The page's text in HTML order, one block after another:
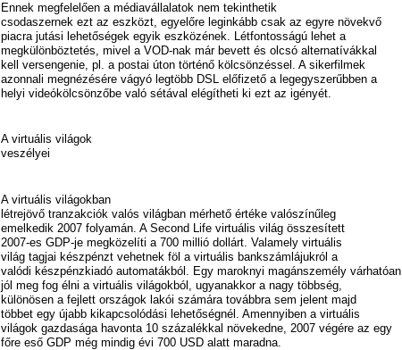
Ennek megfelelően a médiavállalatok nem tekinthetik
csodaszernek ezt az eszközt, egyelőre leginkább csak az egyre növekvő
piacra jutási lehetőségek egyik eszközének. Létfontosságú lehet a
megkülönböztetés, mivel a VOD-nak már bevett és olcsó alternatívákkal
kell versengenie, pl. a postai úton történő kölcsönzéssel. A sikerfilmek
azonnali megnézésére vágyó legtöbb DSL előfizető a legegyszerűbben a
helyi videókölcsönzőbe való sétával elégítheti ki ezt az igényét.
A virtuális világok
veszélyei
A virtuális világokban
létrejövő tranzakciók valós világban mérhető értéke valószínűleg
emelkedik 2007 folyamán. A Second Life virtuális világ összesített
2007-es GDP-je megközelíti a 700 millió dollárt. Valamely virtuális
világ tagjai készpénzt vehetnek föl a virtuális bankszámlájukról a
valódi készpénzkiadó automatákból. Egy maroknyi magánszemély várhatóan
jól meg fog élni a virtuális világokból, ugyanakkor a nagy többség,
különösen a fejlett országok lakói számára továbbra sem jelent majd
többet egy újabb kikapcsolódási lehetőségnél. Amennyiben a virtuális
világok gazdasága havonta 10 százalékkal növekedne, 2007 végére az egy
főre eső GDP még mindig évi 700 USD alatt maradna.